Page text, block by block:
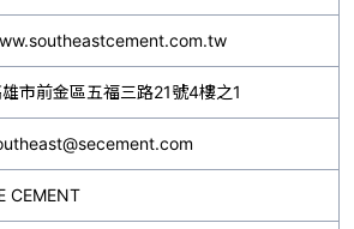
雄市前金區五福三路21號4樓之1
CEMENT